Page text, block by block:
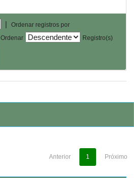
|
Ordenar registros por
Ordenar
Registro(s)
Anterior 1 Próximo